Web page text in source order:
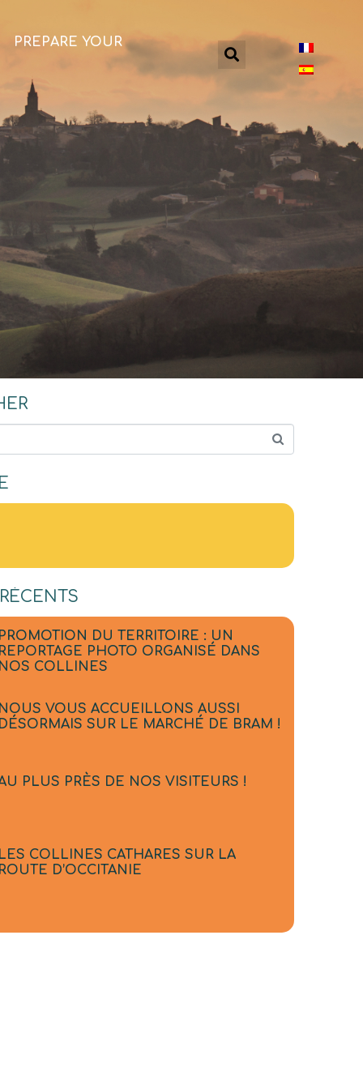
PREPARE YOUR
PROMOTION DU TERRITOIRE : UN
REPORTAGE PHOTO ORGANISÉ DANS
NOS COLLINES
NOUS VOUS ACCUEILLONS AUSSI
DÉSORMAIS SUR LE MARCHÉ DE BRAM !
PLUS PRÈS DE NOS VISITEURS !
LES COLLINES CATHARES SUR LA
ROUTE D’OCCITANIE